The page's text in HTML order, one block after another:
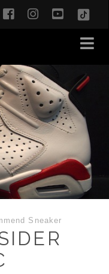
facebookinstagram
Sneaker